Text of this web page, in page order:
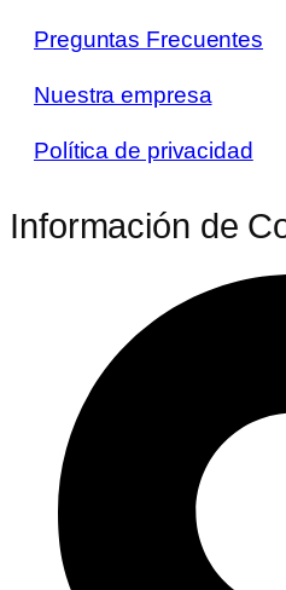
Preguntas Frecuentes
Nuestra empresa
Política de privacidad
Información de